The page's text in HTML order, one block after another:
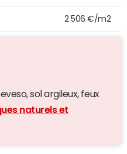
2 506 €/m2
sol argileux, feux
naturels et